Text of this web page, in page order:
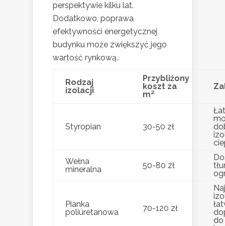
perspektywie kilku lat.
Dodatkowo, poprawa
efektywności energetycznej
budynku może zwiększyć jego
wartość rynkową.
Rodzaj
izolacji
Przybliżony
koszt za
m²
Styropian 30-50 zł
Wełna
mineralna
50-80 zł
Pianka
poliuretanowa
70-120 zł
do